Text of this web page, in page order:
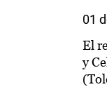
01
El
y